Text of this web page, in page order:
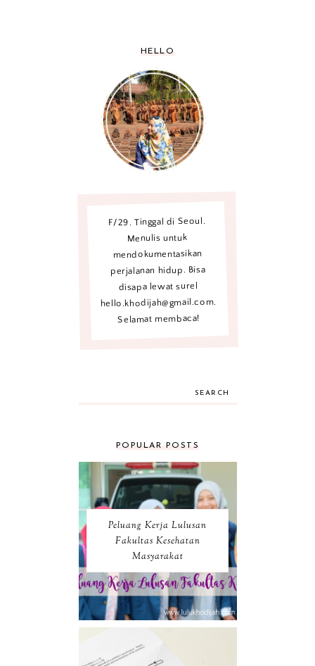
HELLO
F/29. Tinggal di Seoul.
Menulis untuk
mendokumentasikan
perjalanan hidup. Bisa
disapa lewat surel
hello.khodijah@gmail.com.
Selamat membaca!
SEARCH
POPULAR POSTS
Peluang Kerja Lulusan
Fakultas Kesehatan
Masyarakat